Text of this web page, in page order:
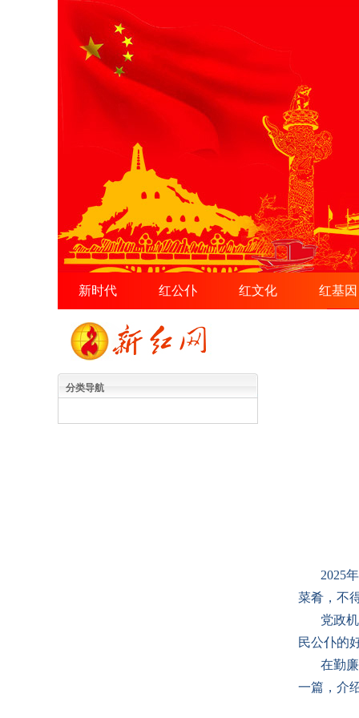
新时代 红公仆 红文化 红基因
分类导航
2025
菜肴，不
党政
民公仆的
在勤
一篇，介